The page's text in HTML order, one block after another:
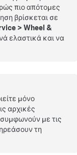
πιο απότομες
βρίσκεται σε
>Wheel &
ελαστικά και να
μόνο
αρχικές
με τις
τη